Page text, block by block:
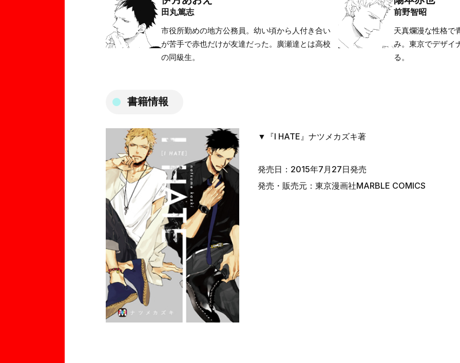
田丸篤志
市役所勤めの地方公務員。幼い頃から人付き合い
が苦手で赤也だけが友達だった。廣瀬達とは高校
の同級生。
前野智昭
天真爛漫な性格で
み。東京でデザイ
る。
書籍情報
▼『I HATE』ナツメカズキ著
発売日：2015年7月27日発売
発売・販売元：東京漫画社MARBLE COMICS